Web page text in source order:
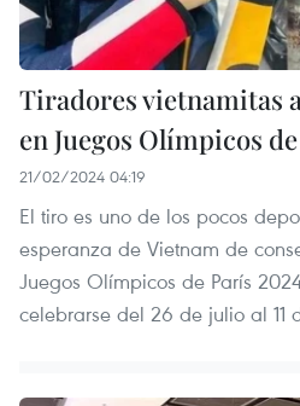
Tiradores vietnamitas
en Juegos Olímpicos
21/02/2024 04:19
El tiro es uno de los pocos
esperanza de Vietnam de
Juegos Olímpicos de París
celebrarse del 26 de julio al 11